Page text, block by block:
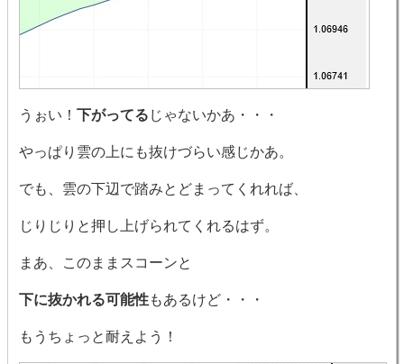
うぉい！ 下がってる じゃないかあ・・・
やっぱり雲の上にも抜けづらい感じかあ。
でも、雲の下辺で踏みとどまってくれれば、
じりじりと押し上げられてくれるはず。
まあ、このままスコーンと
下に抜かれる可能性もあるけど・・・
もうちょっと耐えよう！